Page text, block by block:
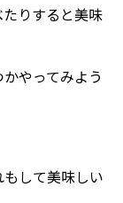
りすると美味
やってみよう
して美味しい